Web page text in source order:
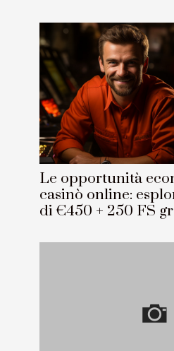
Le opportunità
casinò online:
di €450 + 250 FS